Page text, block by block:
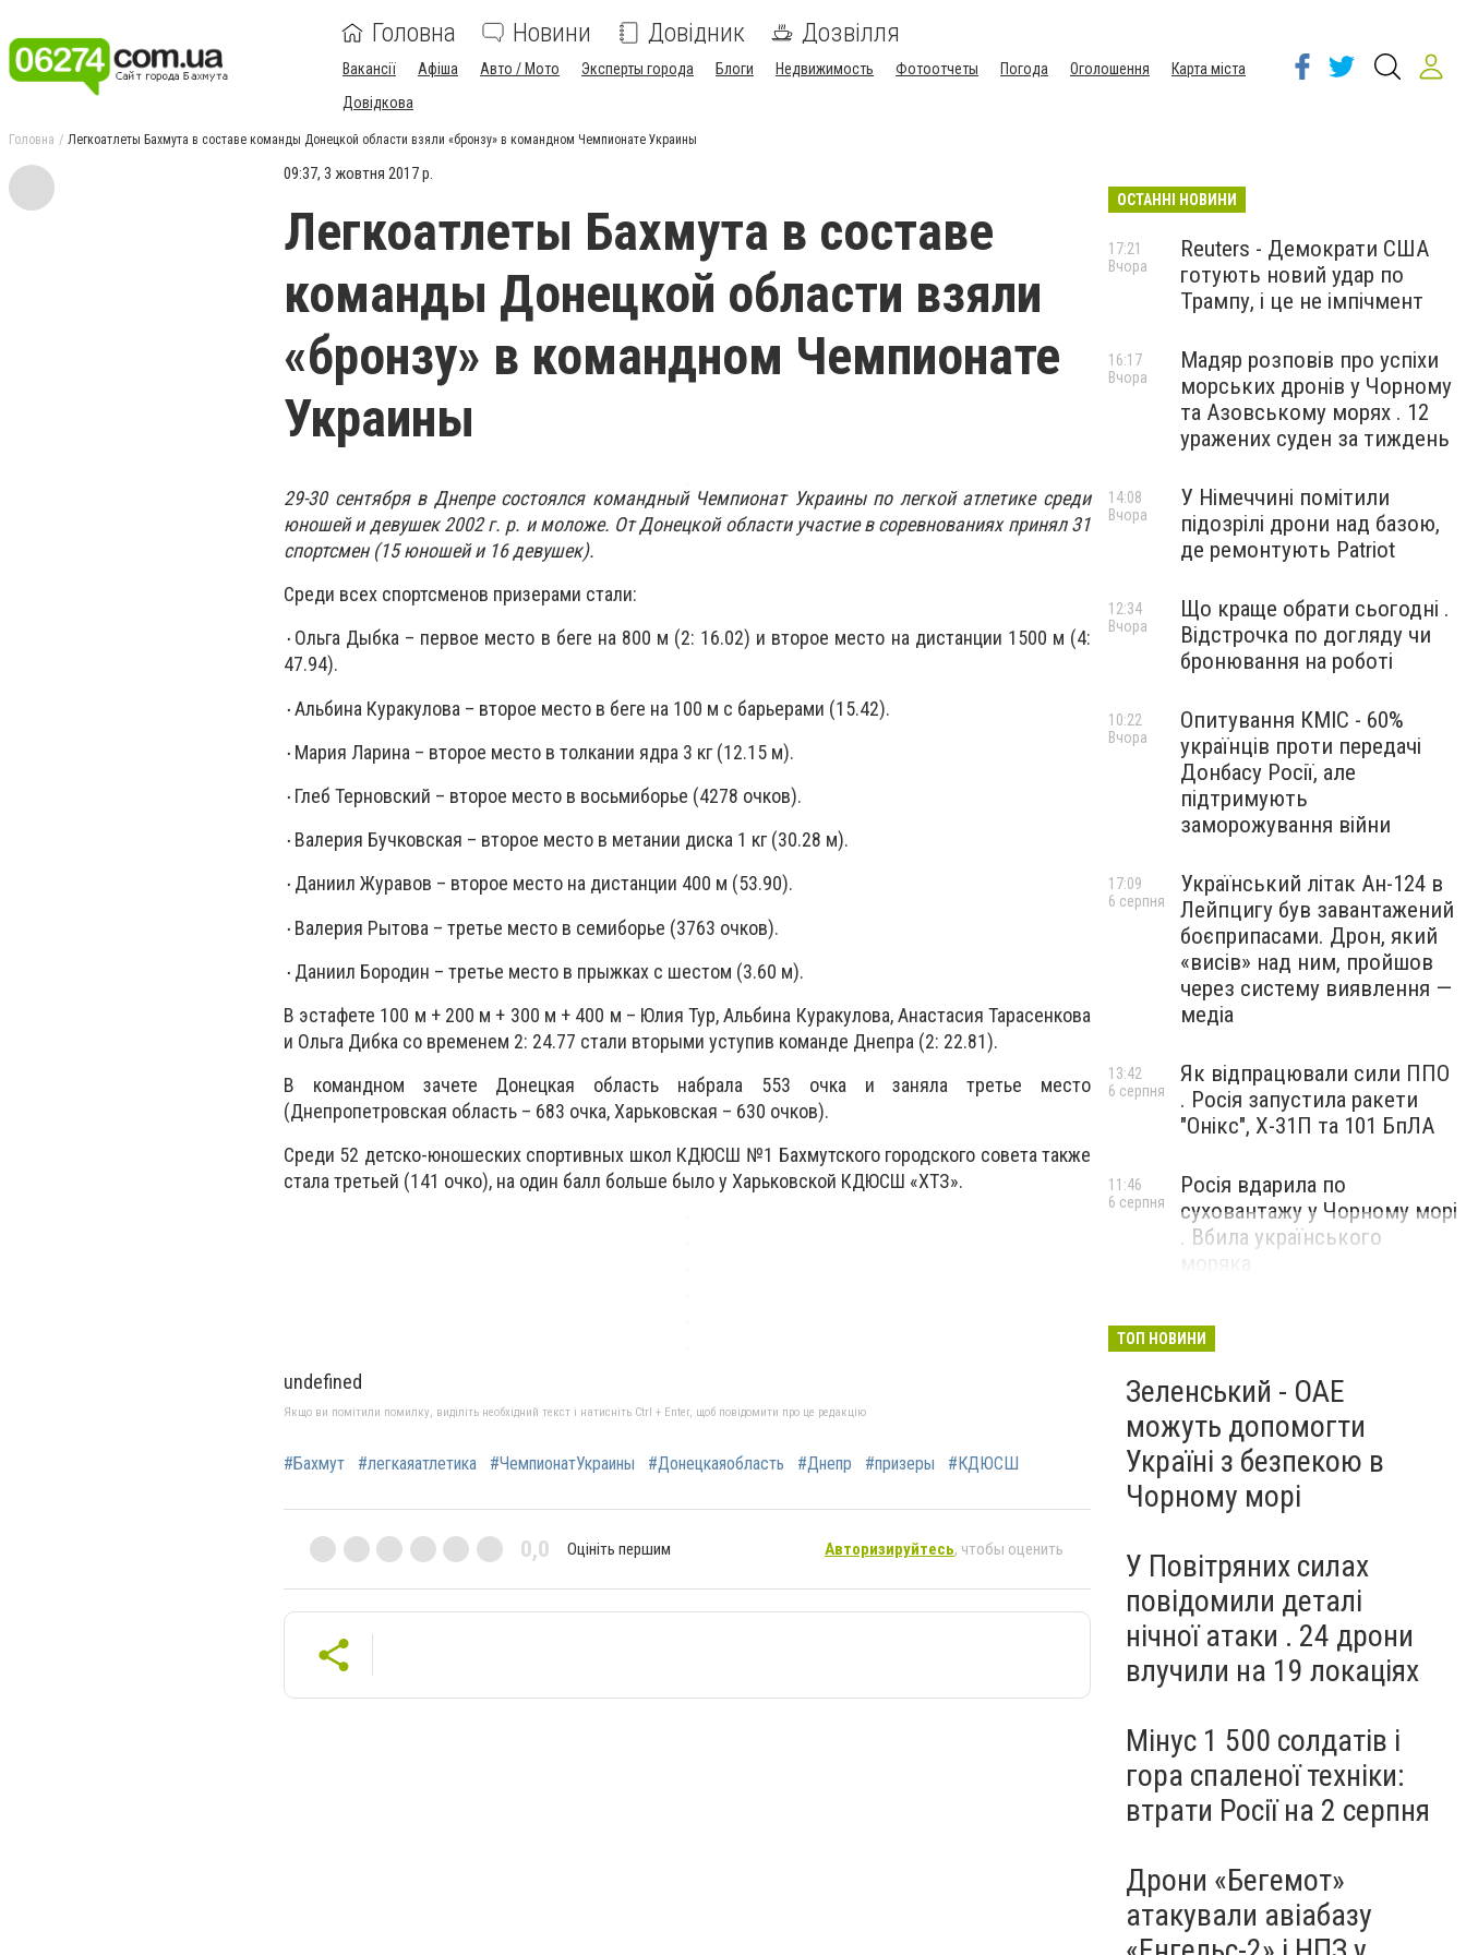
Головна Новини Довідник Дозвілля
Вакансії Афіша Авто / Мото Эксперты города Блоги Недвижимость Фотоотчеты Погода Оголошення
Карта міста
Довідкова
Головна Легкоатлеты Бахмута в составе команды Донецкой области взяли «бронзу» в командном Чемпионате Украины
09:37, 3 жовтня 2017 р.
Легкоатлеты Бахмута в составе
команды Донецкой области взяли
«бронзу» в командном Чемпионате
Украины
29-30 сентября в Днепре состоялся командный Чемпионат Украины по легкой атлетике среди
юношей и девушек 2002 г. р. и моложе. От Донецкой области участие в соревнованиях принял 31
спортсмен (15 юношей и 16 девушек).
Среди всех спортсменов призерами стали:
٠ Ольга Дыбка – первое место в беге на 800 м (2: 16.02) и второе место на дистанции 1500 м (4:
47.94).
٠Альбина Куракулова – второе место в беге на 100 м с барьерами (15.42).
٠ Мария Ларина – второе место в толкании ядра 3 кг (12.15 м).
٠ Глеб Терновский – второе место в восьмиборье (4278 очков).
٠ Валерия Бучковская – второе место в метании диска 1 кг (30.28 м).
٠ Даниил Журавов – второе место на дистанции 400 м (53.90).
٠ Валерия Рытова – третье место в семиборье (3763 очков).
٠ Даниил Бородин – третье место в прыжках с шестом (3.60 м).
В эстафете 100 м + 200 м + 300 м + 400 м – Юлия Тур, Альбина Куракулова, Анастасия Тарасенкова
и Ольга Дибка со временем 2: 24.77 стали вторыми уступив команде Днепра (2: 22.81).
В командном зачете Донецкая область набрала 553 очка и заняла третье место
(Днепропетровская область – 683 очка, Харьковская – 630 очков).
Среди 52 детско-юношеских спортивных школ КДЮСШ №1 Бахмутского городского совета также
стала третьей (141 очко), на один балл больше было у Харьковской КДЮСШ «ХТЗ».
undefined
Якщо ви помітили помилку, виділіть необхідний текст і натисніть Ctrl + Enter, щоб повідомити про це редакцію
#Бахмут #легкаяатлетика #ЧемпионатУкраины #Донецкаяобласть #Днепр #призеры #КДЮСШ
0,0 Оцініть першим Авторизируйтесь, чтобы оценить
ОСТАННІ НОВИНИ
Reuters - Демократи США
готують новий удар по
Трампу, і це не імпічмент
17:21
Вчора
Мадяр розповів про успіхи
морських дронів у Чорному
та Азовському морях . 12
уражених суден за тиждень
16:17
Вчора
У Німеччині помітили
підозрілі дрони над базою,
де ремонтують Patriot
14:08
Вчора
Що краще обрати сьогодні .
Відстрочка по догляду чи
бронювання на роботі
12:34
Вчора
Опитування КМІС - 60%
українців проти передачі
Донбасу Росії, але
підтримують
заморожування війни
10:22
Вчора
Український літак Ан-124 в
Лейпцигу був завантажений
боєприпасами. Дрон, який
«висів» над ним, пройшов
через систему виявлення —
медіа
17:09
6 серпня
Як відпрацювали сили ППО
. Росія запустила ракети
"Онікс", Х-31П та 101 БпЛА
13:42
6 серпня
Росія вдарила по
суховантажу у Чорному морі
. Вбила українського
11:46
6 серпня
ТОП НОВИНИ
Зеленський - ОАЕ
можуть допомогти
Україні з безпекою в
Чорному морі
У Повітряних силах
повідомили деталі
нічної атаки . 24 дрони
влучили на 19 локаціях
Мінус 1 500 солдатів і
гора спаленої техніки:
втрати Росії на 2 серпня
Дрони «Бегемот»
атакували авіабазу